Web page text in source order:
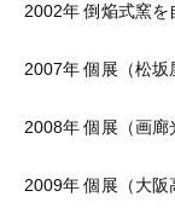
2002年 倒焔式窯を
2007年 個展（松坂
2008年 個展（画廊
2009年 個展（大阪